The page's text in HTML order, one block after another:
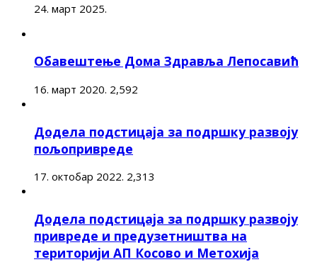
24. март 2025.
Обавештење Дома Здравља Лепосавић
16. март 2020. 2,592
Додела подстицаја за подршку развоју
пољопривреде
17. октобар 2022. 2,313
Додела подстицаја за подршку развоју
привреде и предузетништва на
територији АП Косово и Метохија